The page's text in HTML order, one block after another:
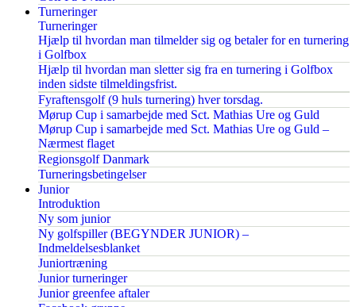
Turneringer
Turneringer
Hjælp til hvordan man tilmelder sig og betaler for en turnering
i Golfbox
Hjælp til hvordan man sletter sig fra en turnering i Golfbox
inden sidste tilmeldingsfrist.
Fyraftensgolf (9 huls turnering) hver torsdag.
Mørup Cup i samarbejde med Sct. Mathias Ure og Guld
Mørup Cup i samarbejde med Sct. Mathias Ure og Guld –
Nærmest flaget
Regionsgolf Danmark
Turneringsbetingelser
Junior
Introduktion
Ny som junior
Ny golfspiller (BEGYNDER JUNIOR) –
Indmeldelsesblanket
Juniortræning
Junior turneringer
Junior greenfee aftaler